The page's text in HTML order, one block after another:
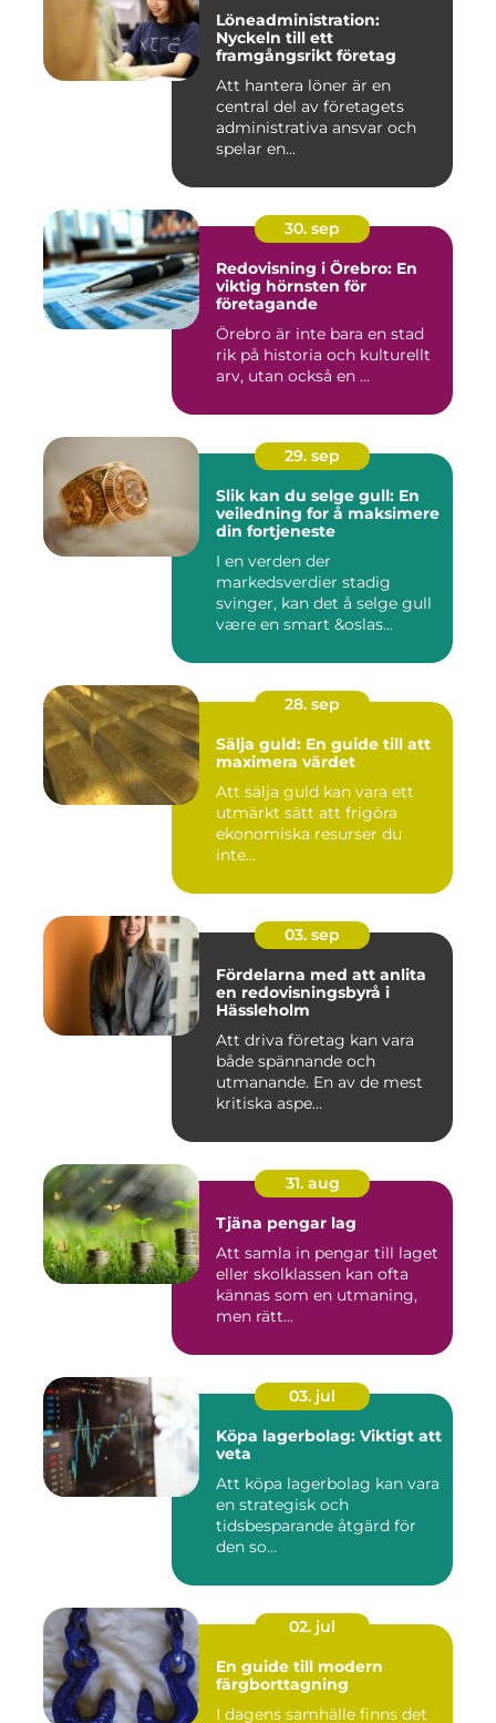
Löneadministration:
Nyckeln till ett
framgångsrikt företag
Att hantera löner är en
central del av företagets
administrativa ansvar och
spelar en...
30. sep
Redovisning i Örebro: En
viktig hörnsten för
företagande
Örebro är inte bara en stad
rik på historia och kulturellt
arv, utan också en ...
29. sep
Slik kan du selge gull: En
veiledning for å maksimere
din fortjeneste
I en verden der
markedsverdier stadig
svinger, kan det å selge gull
være en smart &oslas...
28. sep
Sälja guld: En guide till att
maximera värdet
Att sälja guld kan vara ett
utmärkt sätt att frigöra
ekonomiska resurser du
inte...
03. sep
Fördelarna med att anlita
en redovisningsbyrå i
Hässleholm
Att driva företag kan vara
både spännande och
utmanande. En av de mest
kritiska aspe...
31. aug
Tjäna pengar lag
Att samla in pengar till laget
eller skolklassen kan ofta
kännas som en utmaning,
men rätt...
03. jul
Köpa lagerbolag: Viktigt att
veta
Att köpa lagerbolag kan vara
en strategisk och
tidsbesparande åtgärd för
den so...
02. jul
En guide till modern
färgborttagning
I dagens samhälle finns det